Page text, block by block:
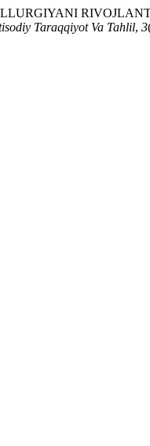
Taraqqiyot Va Tahlil, 3